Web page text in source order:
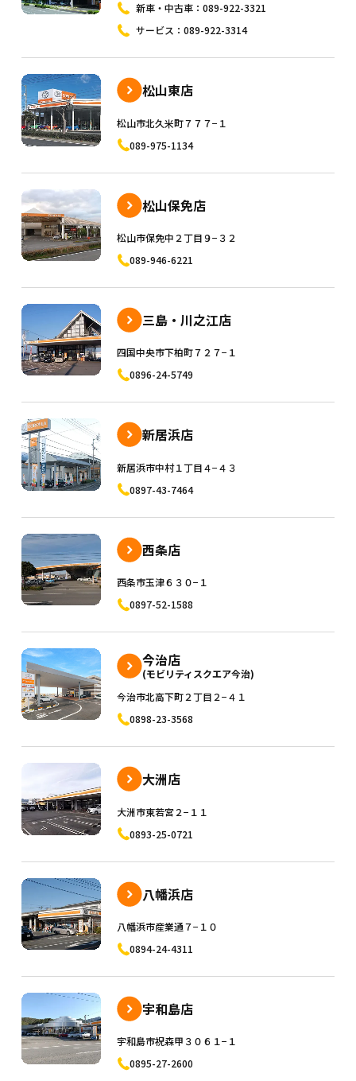
新車・中古車： 089-922-3321
サービス： 089-922-3314
松山東店
松山市北久米町７７７−１
089-975-1134
松山保免店
松山市保免中２丁目９−３２
089-946-6221
三島・川之江店
四国中央市下柏町７２７−１
0896-24-5749
新居浜店
新居浜市中村１丁目４−４３
0897-43-7464
西条店
西条市玉津６３０−１
0897-52-1588
今治店
(モビリティスクエア今治)
今治市北高下町２丁目２−４１
0898-23-3568
大洲店
大洲市東若宮２−１１
0893-25-0721
八幡浜店
八幡浜市産業通７−１０
0894-24-4311
宇和島店
宇和島市祝森甲３０６１−１
0895-27-2600